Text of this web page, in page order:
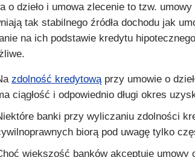
o dzieło i umowa zlecenie to tzw.
tak stabilnego źródła dochodu jak
na ich podstawie kredytu
zdolność kredytową przy umowie o
ciągłość i odpowiednio długi okres
banki przy wyliczaniu zdolności
biorą pod uwagę tylko
większość banków akceptuje umowy